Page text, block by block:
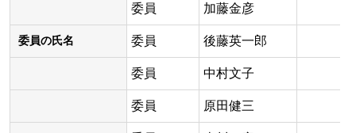
委員 加藤金彦
委員の氏名 委員 後藤英一郎
委員 中村文子
委員 原田健三